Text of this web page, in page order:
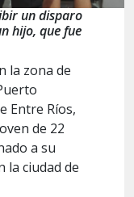
un disparo
hijo, que fue
la zona de
Entre Ríos,
de 22
a su
la ciudad de